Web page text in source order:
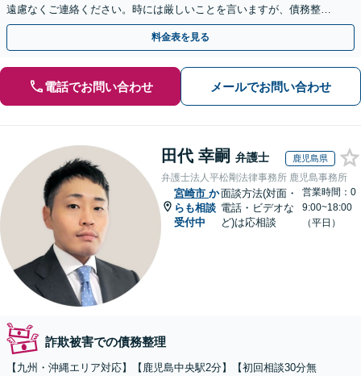
遠慮なくご連絡ください。時には厳しいことを言いますが、債務整理
には相談者様のご協力が必要不可欠です。
料金表を見る
電話でお問い合わせ メールでお問い合わせ
田代 幸嗣 弁護士 鹿児島県
弁護士法人平松剛法律事務所 鹿児島事務所
宮崎市 か
らも相談
受付中
面談方法(対面・
電話・ビデオな
ど)は応相談
営業時間：0
9:00~18:00
（平日）
詐欺被害での債務整理
【九州・沖縄エリア対応】【鹿児島中央駅2分】【初回相談30分無